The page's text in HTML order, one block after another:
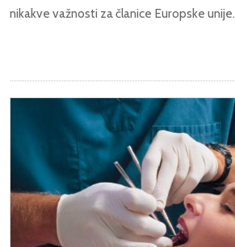
nikakve važnosti za članice Europske unije.